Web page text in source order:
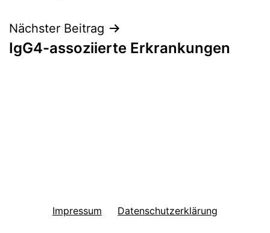
Nächster Beitrag
IgG4-assoziierte Erkrankungen
Impressum Datenschutzerklärung